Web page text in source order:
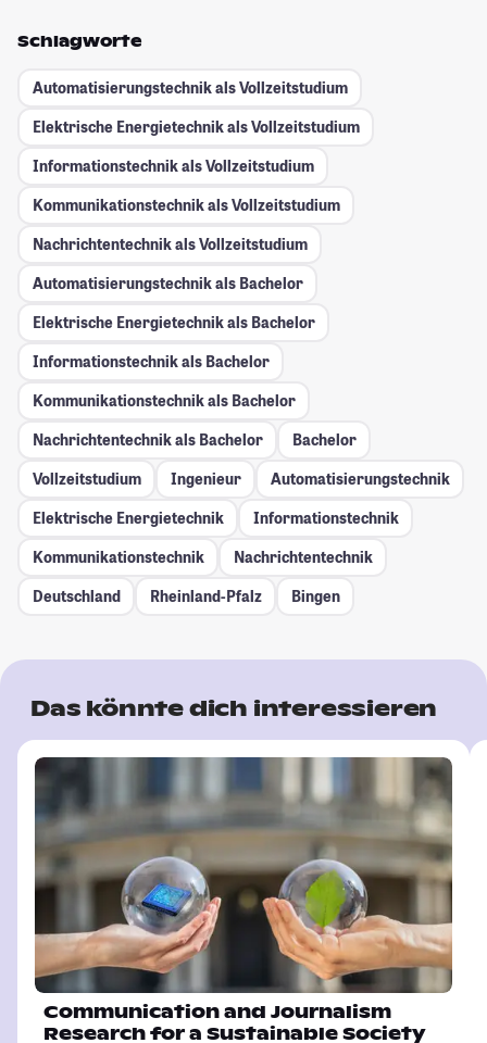
Schlagworte
Automatisierungstechnik als Vollzeitstudium
Elektrische Energietechnik als Vollzeitstudium
Informationstechnik als Vollzeitstudium
Kommunikationstechnik als Vollzeitstudium
Nachrichtentechnik als Vollzeitstudium
Automatisierungstechnik als Bachelor
Elektrische Energietechnik als Bachelor
Informationstechnik als Bachelor
Kommunikationstechnik als Bachelor
Nachrichtentechnik als Bachelor
Bachelor
Vollzeitstudium
Ingenieur
Automatisierungstechnik
Elektrische Energietechnik
Informationstechnik
Kommunikationstechnik
Nachrichtentechnik
Deutschland
Rheinland-Pfalz Bingen
Das könnte dich interessieren
Communication and Journalism
Research for a Sustainable Society